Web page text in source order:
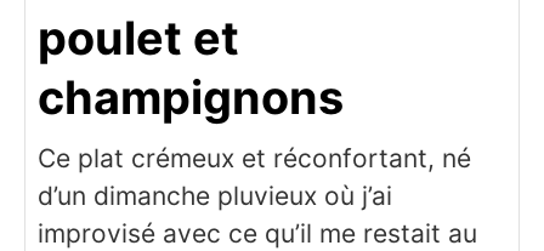
poulet et
champignons
Ce plat crémeux et réconfortant, né
d’un dimanche pluvieux où j’ai
improvisé avec ce qu’il me restait au